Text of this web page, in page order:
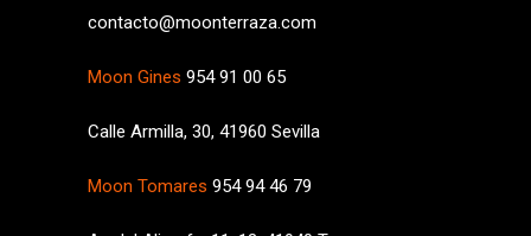
contacto@moonterraza.com
Moon Gines 954 91 00 65
Calle Armilla, 30, 41960 Sevilla
Moon Tomares 954 94 46 79